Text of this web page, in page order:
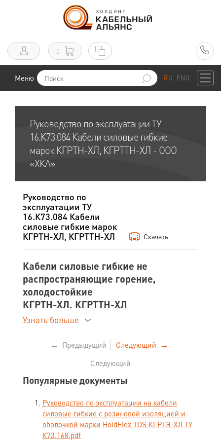
0
Меню RU ENG
Руководство по эксплуатации ТУ
16.К73.084 Кабели силовые гибкие
марок КГРТН-ХЛ, КГРТТН-ХЛ - ООО
«ХКА»
Руководство по
эксплуатации ТУ
16.К73.084 Кабели
силовые гибкие марок
КГРТН-ХЛ, КГРТТН-ХЛ
Скачать
Кабели силовые гибкие не
распространяющие горение,
холодостойкие
КГРТН-ХЛ, КГРТТН-ХЛ
ТУ 16.К73.084-2007
Назначение
Кабели предназначены для
присоединения передвижных
к электрическим сетям на
номинальное напряжение 380 и 660
В переменного тока частоты до 400
Гц или постоянное напряжение 700
Узнать больше
← Предыдущий Следующий →
Следующий
Популярные документы
Руководство по эксплуатации на кабели
силовые гибкие с резиновой изоляцией и
оболочкой марки HoldFlex TDS КГРТЭ-ХЛ ТУ
К73.168.pdf